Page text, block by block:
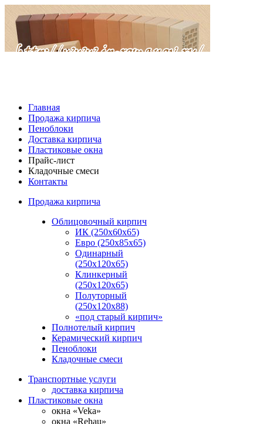
Главная
Продажа кирпича
Пеноблоки
Доставка кирпича
Пластиковые окна
Прайс-лист
Кладочные смеси
Контакты
Продажа кирпича
Облицовочный кирпич
ИК (250х60х65)
Евро (250х85х65)
Одинарный
(250х120х65)
Клинкерный
(250х120х65)
Полуторный
(250х120х88)
«под старый кирпич»
Полнотелый кирпич
Керамический кирпич
Пеноблоки
Кладочные смеси
Транспортные услуги
доставка кирпича
Пластиковые окна
окна «Veka»
окна «Rehau»